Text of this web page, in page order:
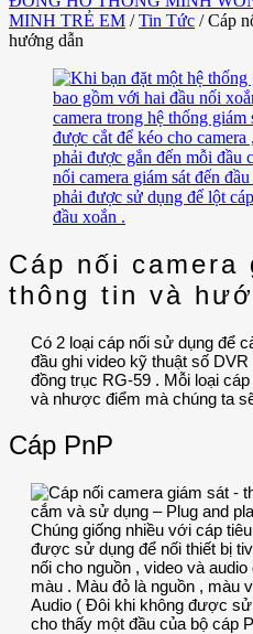
MINH TRẺ EM / Tin Tức / Cáp
hướng dẫn
Cáp nối camera
thông tin và
Có 2 loại cáp nối sử dụng để
đầu ghi video kỹ thuật số
đồng trục RG-59 . Mỗi loại
và nhược điểm mà chúng ta
Cáp PnP
cắm và sử dụng – Plug and
Chúng giống nhiều với cáp
được sử dụng để nối thiết bị
nối cho nguồn , video và
màu . Màu đỏ là nguồn , màu
Audio ( Đôi khi không được
cho thấy một đầu của bộ cáp